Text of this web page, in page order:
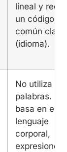
lineal y
un código
común claro
(idioma).
No utiliza
palabras. Se
basa en el
lenguaje
corporal,
expresiones